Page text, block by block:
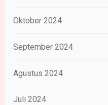
Oktober 2024
September 2024
Agustus 2024
Juli 2024